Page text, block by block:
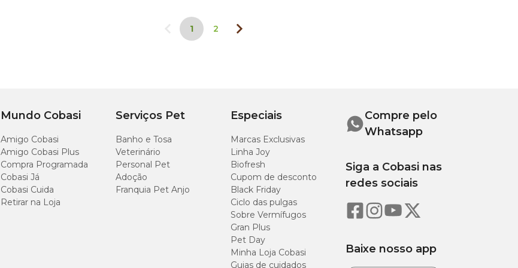
1 2
Mundo Cobasi
Amigo Cobasi
Amigo Cobasi Plus
Compra Programada
Cobasi Já
Cobasi Cuida
Retirar na Loja
Serviços Pet
Banho e Tosa
Veterinário
Personal Pet
Adoção
Franquia Pet Anjo
Especiais
Marcas Exclusivas
Linha Joy
Biofresh
Cupom de desconto
Black Friday
Ciclo das pulgas
Sobre Vermífugos
Gran Plus
Pet Day
Minha Loja Cobasi
Guias de cuidados
Compre pelo
Whatsapp
Siga a Cobasi nas
redes sociais
Baixe nosso app